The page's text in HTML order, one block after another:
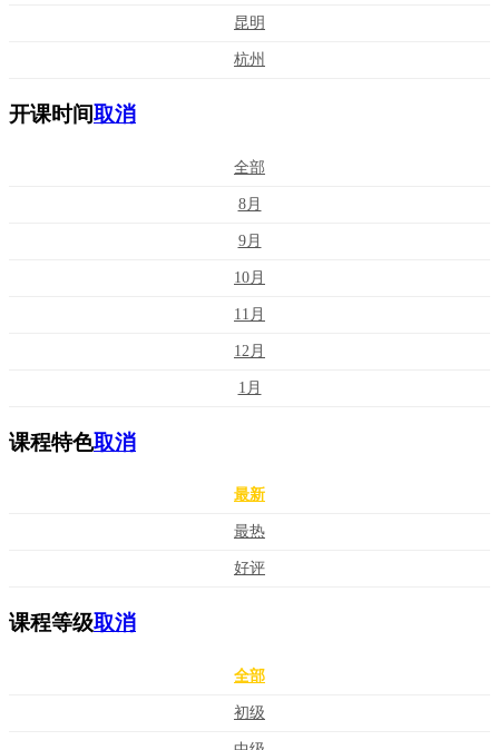
昆明
杭州
开课时间取消
全部
8月
9月
10月
11月
12月
1月
课程特色取消
最新
最热
好评
课程等级取消
全部
初级